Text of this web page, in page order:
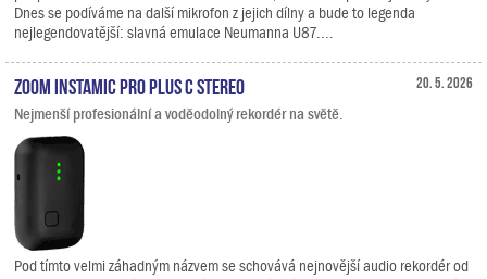
Dnes se podíváme na další mikrofon z jejich dílny a bude to legenda
nejlegendovatější: slavná emulace Neumanna U87....
20. 5. 2026
Zoom Instamic Pro Plus C Stereo
Nejmenší profesionální a voděodolný rekordér na světě.
Pod tímto velmi záhadným názvem se schovává nejnovější audio rekordér od